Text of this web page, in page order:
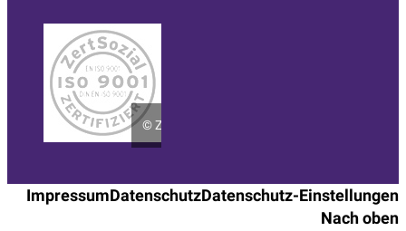
©ZertSozial
ImpressumDatenschutzDatenschutz-Einstellungen
Nach oben